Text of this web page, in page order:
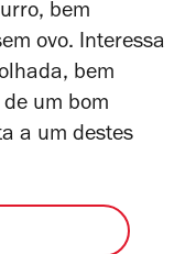
bem
ovo. Interessa
bem
um bom
a um destes